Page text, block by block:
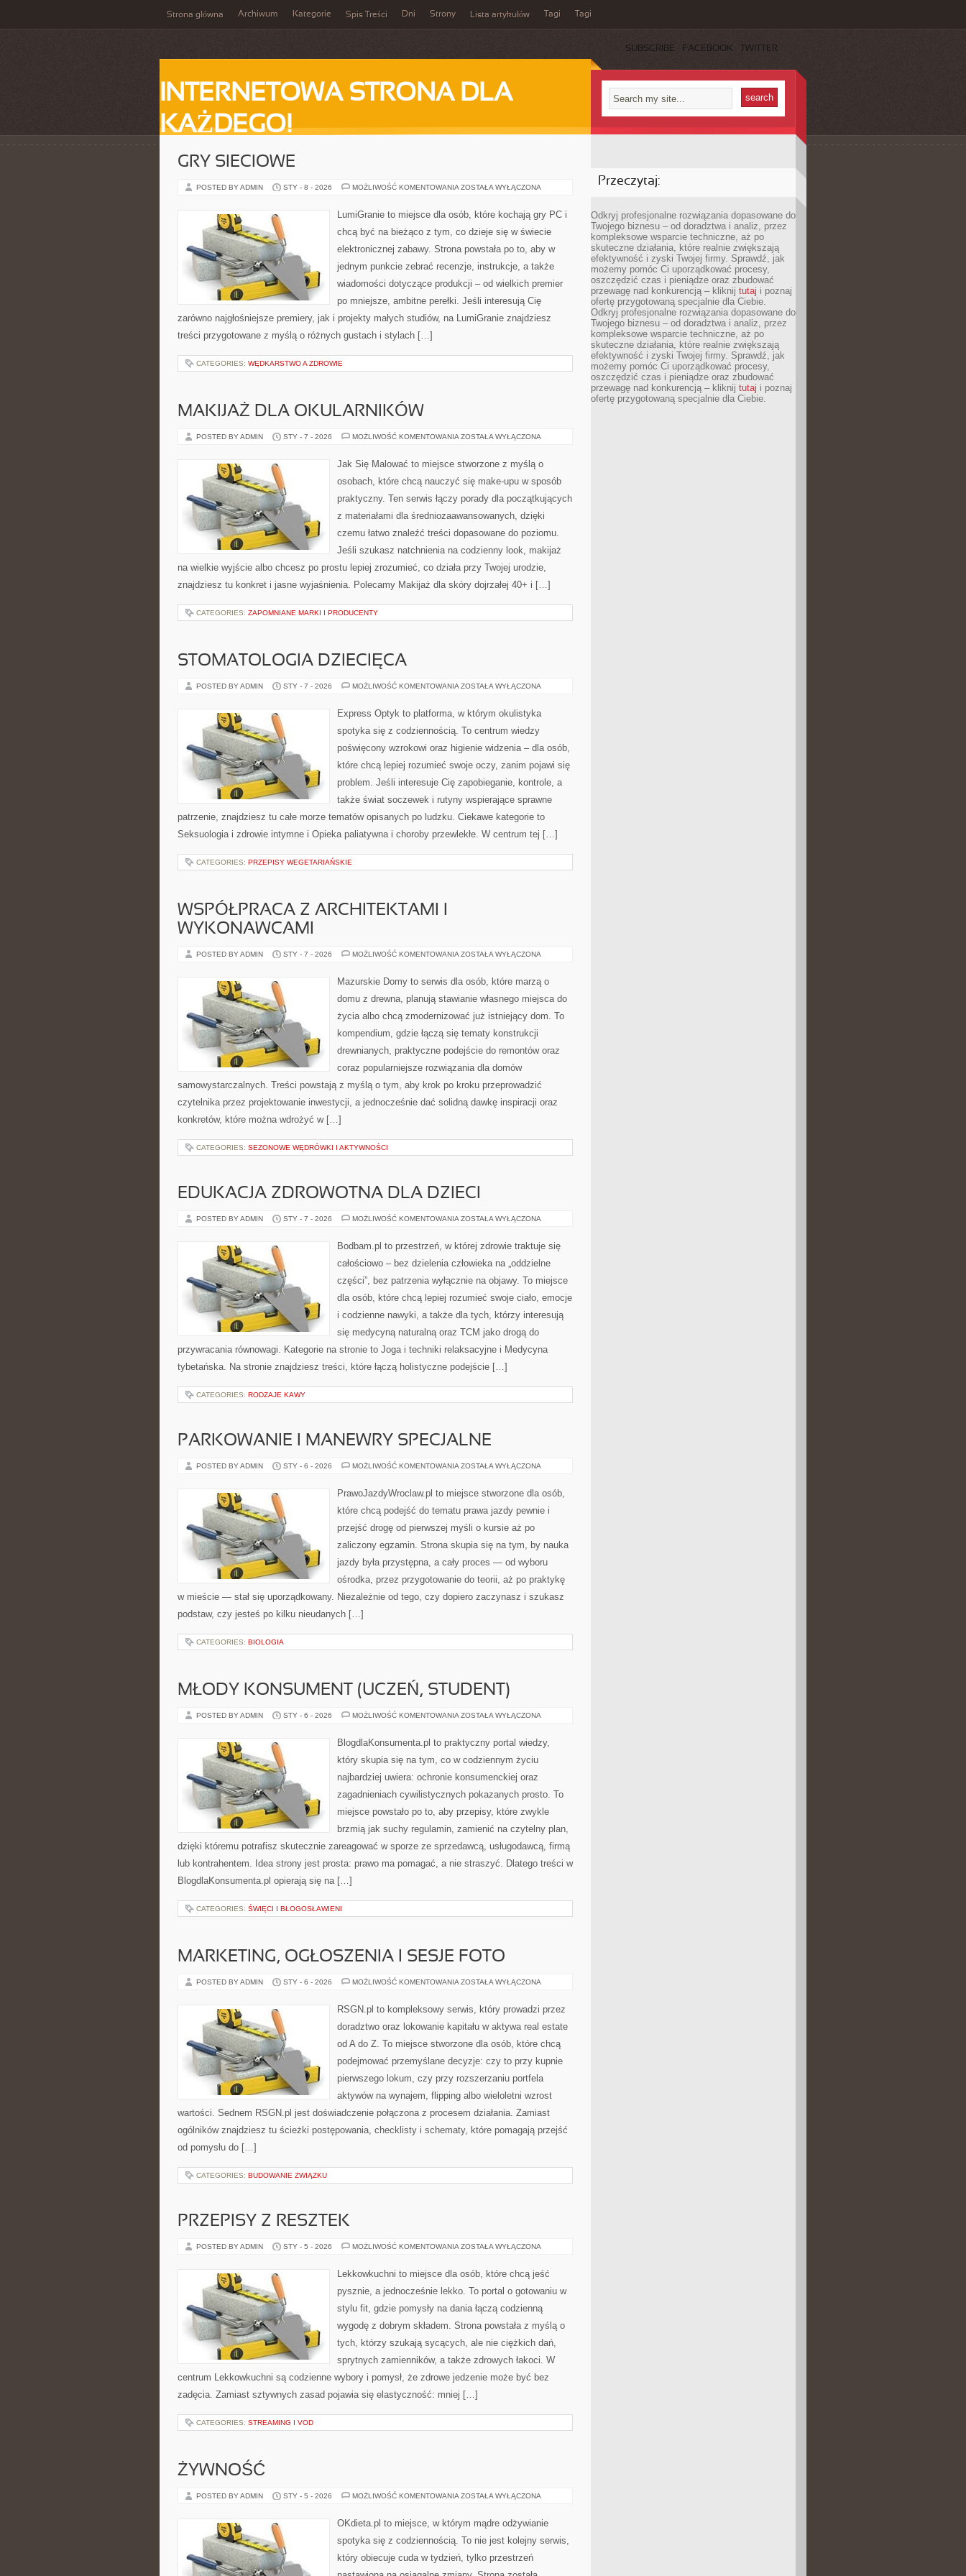
Strona główna Archiwum Kategorie Spis Treści Dni Strony Lista artykułów Tagi Tagi
SUBSCRIBE FACEBOOK TWITTER
INTERNETOWA STRONA DLA
KAŻDEGO!
GRY SIECIOWE
POSTED BY ADMIN STY - 8 - 2026 MOŻLIWOŚĆ KOMENTOWANIA GRY
ZOSTAŁA WYŁĄCZONA
LumiGranie to miejsce dla osób, które kochają gry PC i
chcą być na bieżąco z tym, co dzieje się w świecie
elektronicznej zabawy. Strona powstała po to, aby w
jednym punkcie zebrać recenzje, instrukcje, a także
wiadomości dotyczące produkcji – od wielkich premier
po mniejsze, ambitne perełki. Jeśli interesują Cię
zarówno najgłośniejsze premiery, jak i projekty małych studiów, na LumiGranie znajdziesz
treści przygotowane z myślą o różnych gustach i stylach […]
CATEGORIES: WĘDKARSTWO A ZDROWIE
MAKIJAŻ DLA OKULARNIKÓW
POSTED BY ADMIN STY - 7 - 2026 MOŻLIWOŚĆ KOMENTOWANIA MAKIJAŻ
ZOSTAŁA WYŁĄCZONA
Jak Się Malować to miejsce stworzone z myślą o
osobach, które chcą nauczyć się make-upu w sposób
praktyczny. Ten serwis łączy porady dla początkujących
z materiałami dla średniozaawansowanych, dzięki
czemu łatwo znaleźć treści dopasowane do poziomu.
Jeśli szukasz natchnienia na codzienny look, makijaż
na wielkie wyjście albo chcesz po prostu lepiej zrozumieć, co działa przy Twojej urodzie,
znajdziesz tu konkret i jasne wyjaśnienia. Polecamy Makijaż dla skóry dojrzałej 40+ i […]
CATEGORIES: ZAPOMNIANE MARKI I PRODUCENTY
STOMATOLOGIA DZIECIĘCA
POSTED BY ADMIN STY - 7 - 2026 MOŻLIWOŚĆ KOMENTOWANIA STOMATOLOGIA
ZOSTAŁA WYŁĄCZONA
Express Optyk to platforma, w którym okulistyka
spotyka się z codziennością. To centrum wiedzy
poświęcony wzrokowi oraz higienie widzenia – dla osób,
które chcą lepiej rozumieć swoje oczy, zanim pojawi się
problem. Jeśli interesuje Cię zapobieganie, kontrole, a
także świat soczewek i rutyny wspierające sprawne
patrzenie, znajdziesz tu całe morze tematów opisanych po ludzku. Ciekawe kategorie to
Seksuologia i zdrowie intymne i Opieka paliatywna i choroby przewlekłe. W centrum tej […]
CATEGORIES: PRZEPISY WEGETARIAŃSKIE
WSPÓŁPRACA Z ARCHITEKTAMI I
WYKONAWCAMI
POSTED BY ADMIN STY - 7 - 2026 MOŻLIWOŚĆ KOMENTOWANIA WSPÓŁPRACA
WYKONAWCAMI
ZOSTAŁA WYŁĄCZONA
Mazurskie Domy to serwis dla osób, które marzą o
domu z drewna, planują stawianie własnego miejsca do
życia albo chcą zmodernizować już istniejący dom. To
kompendium, gdzie łączą się tematy konstrukcji
drewnianych, praktyczne podejście do remontów oraz
coraz popularniejsze rozwiązania dla domów
samowystarczalnych. Treści powstają z myślą o tym, aby krok po kroku przeprowadzić
czytelnika przez projektowanie inwestycji, a jednocześnie dać solidną dawkę inspiracji oraz
konkretów, które można wdrożyć w […]
CATEGORIES: SEZONOWE WĘDRÓWKI I AKTYWNOŚCI
EDUKACJA ZDROWOTNA DLA DZIECI
POSTED BY ADMIN STY - 7 - 2026 MOŻLIWOŚĆ KOMENTOWANIA EDUKACJA
DZIECI
ZOSTAŁA WYŁĄCZONA
Bodbam.pl to przestrzeń, w której zdrowie traktuje się
całościowo – bez dzielenia człowieka na „oddzielne
części”, bez patrzenia wyłącznie na objawy. To miejsce
dla osób, które chcą lepiej rozumieć swoje ciało, emocje
i codzienne nawyki, a także dla tych, którzy interesują
się medycyną naturalną oraz TCM jako drogą do
przywracania równowagi. Kategorie na stronie to Joga i techniki relaksacyjne i Medycyna
tybetańska. Na stronie znajdziesz treści, które łączą holistyczne podejście […]
CATEGORIES: RODZAJE KAWY
PARKOWANIE I MANEWRY SPECJALNE
POSTED BY ADMIN STY - 6 - 2026 MOŻLIWOŚĆ KOMENTOWANIA PARKOWANIE
SPECJALNE
ZOSTAŁA WYŁĄCZONA
PrawoJazdyWroclaw.pl to miejsce stworzone dla osób,
które chcą podejść do tematu prawa jazdy pewnie i
przejść drogę od pierwszej myśli o kursie aż po
zaliczony egzamin. Strona skupia się na tym, by nauka
jazdy była przystępna, a cały proces — od wyboru
ośrodka, przez przygotowanie do teorii, aż po praktykę
w mieście — stał się uporządkowany. Niezależnie od tego, czy dopiero zaczynasz i szukasz
podstaw, czy jesteś po kilku nieudanych […]
CATEGORIES: BIOLOGIA
MŁODY KONSUMENT (UCZEŃ, STUDENT)
POSTED BY ADMIN STY - 6 - 2026 MOŻLIWOŚĆ KOMENTOWANIA MŁODY
STUDENT)
ZOSTAŁA WYŁĄCZONA
BlogdlaKonsumenta.pl to praktyczny portal wiedzy,
który skupia się na tym, co w codziennym życiu
najbardziej uwiera: ochronie konsumenckiej oraz
zagadnieniach cywilistycznych pokazanych prosto. To
miejsce powstało po to, aby przepisy, które zwykle
brzmią jak suchy regulamin, zamienić na czytelny plan,
dzięki któremu potrafisz skutecznie zareagować w sporze ze sprzedawcą, usługodawcą, firmą
lub kontrahentem. Idea strony jest prosta: prawo ma pomagać, a nie straszyć. Dlatego treści w
BlogdlaKonsumenta.pl opierają się na […]
CATEGORIES: ŚWIĘCI I BŁOGOSŁAWIENI
MARKETING, OGŁOSZENIA I SESJE FOTO
POSTED BY ADMIN STY - 6 - 2026 MOŻLIWOŚĆ KOMENTOWANIA MARKETING,
SESJE
FOTO
ZOSTAŁA WYŁĄCZONA
RSGN.pl to kompleksowy serwis, który prowadzi przez
doradztwo oraz lokowanie kapitału w aktywa real estate
od A do Z. To miejsce stworzone dla osób, które chcą
podejmować przemyślane decyzje: czy to przy kupnie
pierwszego lokum, czy przy rozszerzaniu portfela
aktywów na wynajem, flipping albo wieloletni wzrost
wartości. Sednem RSGN.pl jest doświadczenie połączona z procesem działania. Zamiast
ogólników znajdziesz tu ścieżki postępowania, checklisty i schematy, które pomagają przejść
od pomysłu do […]
CATEGORIES: BUDOWANIE ZWIĄZKU
PRZEPISY Z RESZTEK
POSTED BY ADMIN STY - 5 - 2026 MOŻLIWOŚĆ KOMENTOWANIA PRZEPISY
ZOSTAŁA WYŁĄCZONA
Lekkowkuchni to miejsce dla osób, które chcą jeść
pysznie, a jednocześnie lekko. To portal o gotowaniu w
stylu fit, gdzie pomysły na dania łączą codzienną
wygodę z dobrym składem. Strona powstała z myślą o
tych, którzy szukają sycących, ale nie ciężkich dań,
sprytnych zamienników, a także zdrowych łakoci. W
centrum Lekkowkuchni są codzienne wybory i pomysł, że zdrowe jedzenie może być bez
zadęcia. Zamiast sztywnych zasad pojawia się elastyczność: mniej […]
CATEGORIES: STREAMING I VOD
ŻYWNOŚĆ
POSTED BY ADMIN STY - 5 - 2026 MOŻLIWOŚĆ KOMENTOWANIA ŻYWNOŚĆ
ZOSTAŁA WYŁĄCZONA
OKdieta.pl to miejsce, w którym mądre odżywianie
spotyka się z codziennością. To nie jest kolejny serwis,
który obiecuje cuda w tydzień, tylko przestrzeń
Przeczytaj:
Odkryj profesjonalne rozwiązania dopasowane do
Twojego biznesu – od doradztwa i analiz, przez
kompleksowe wsparcie techniczne, aż po
skuteczne działania, które realnie zwiększają
efektywność i zyski Twojej firmy. Sprawdź, jak
możemy pomóc Ci uporządkować procesy,
oszczędzić czas i pieniądze oraz zbudować
przewagę nad konkurencją – kliknij tutaj i poznaj
ofertę przygotowaną specjalnie dla Ciebie.
Odkryj profesjonalne rozwiązania dopasowane do
Twojego biznesu – od doradztwa i analiz, przez
kompleksowe wsparcie techniczne, aż po
skuteczne działania, które realnie zwiększają
efektywność i zyski Twojej firmy. Sprawdź, jak
możemy pomóc Ci uporządkować procesy,
oszczędzić czas i pieniądze oraz zbudować
przewagę nad konkurencją – kliknij tutaj i poznaj
ofertę przygotowaną specjalnie dla Ciebie.